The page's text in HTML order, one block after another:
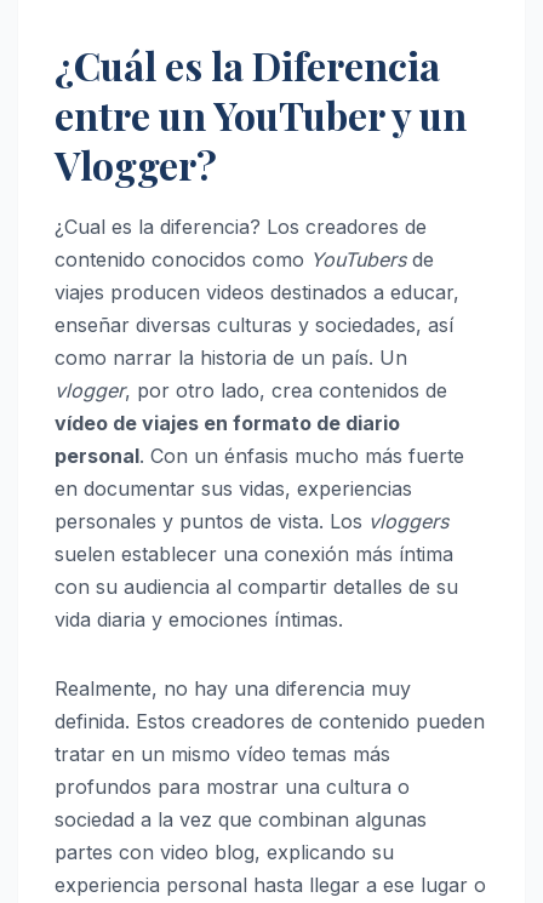
¿Cuál es la Diferencia
entre un YouTuber y un
Vlogger?
¿Cual es la diferencia? Los creadores de
contenido conocidos como YouTubersde
viajes producen videos destinados a educar,
enseñar diversas culturas y sociedades, así
como narrar la historia de un país. Un
vlogger, por otro lado, crea contenidos de
vídeo de viajes en formato de diario
personal. Con un énfasis mucho más fuerte
en documentar sus vidas, experiencias
personales y puntos de vista. Los vloggers
suelen establecer una conexión más íntima
con su audiencia al compartir detalles de su
vida diaria y emociones íntimas.
Realmente, no hay una diferencia muy
definida. Estos creadores de contenido pueden
tratar en un mismo vídeo temas más
profundos para mostrar una cultura o
sociedad a la vez que combinan algunas
partes con video blog, explicando su
experiencia personal hasta llegar a ese lugar o